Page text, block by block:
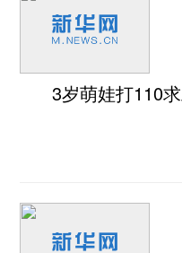
3岁萌娃打110